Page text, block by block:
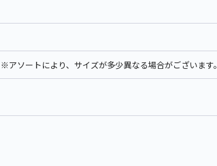
ソートにより、サイズが多少異なる場合がございます。